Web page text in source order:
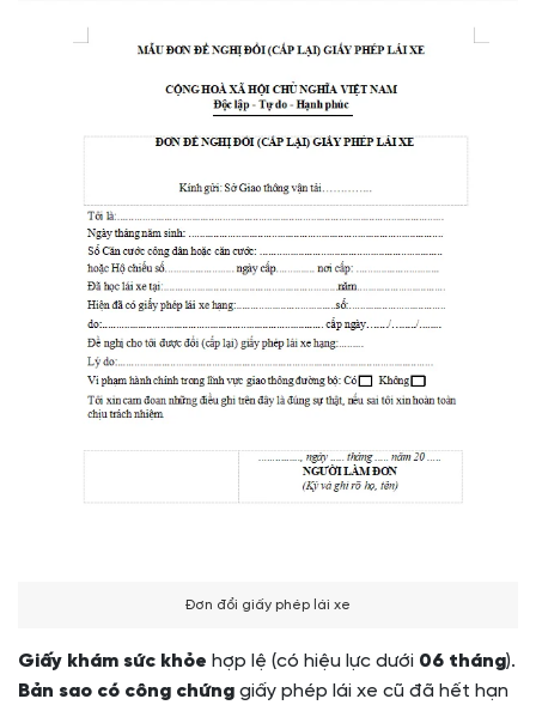
Đơn đổi giấy phép lái xe
Giấy khám sức khỏe hợp lệ (có hiệu lực dưới 06 tháng).
Bản sao có công chứng giấy phép lái xe cũ đã hết hạn